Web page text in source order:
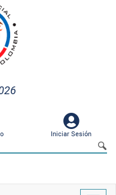
Iniciar Sesión